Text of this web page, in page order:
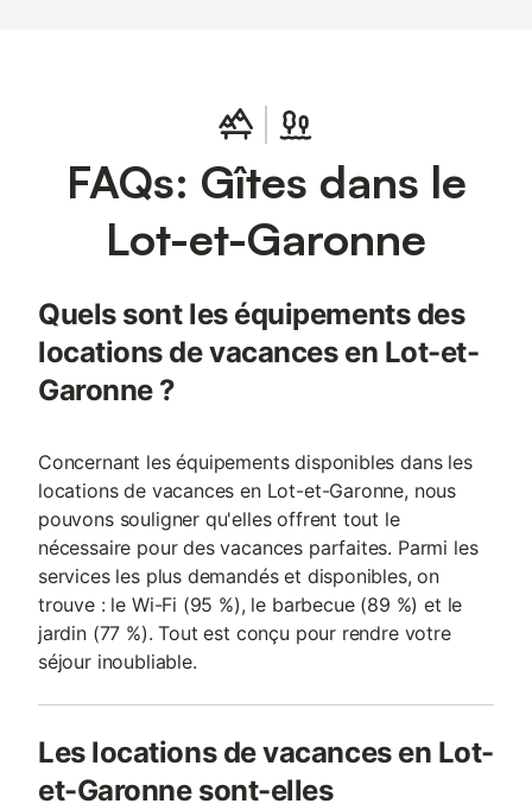
FAQs: Gîtes dans le
Lot-et-Garonne
Quels sont les équipements des
locations de vacances en Lot-et-
Garonne ?
Concernant les équipements disponibles dans les
locations de vacances en Lot-et-Garonne, nous
pouvons souligner qu'elles offrent tout le
nécessaire pour des vacances parfaites. Parmi les
services les plus demandés et disponibles, on
trouve : le Wi-Fi (95 %), le barbecue (89 %) et le
jardin (77 %). Tout est conçu pour rendre votre
séjour inoubliable.
Les locations de vacances en Lot-
et-Garonne sont-elles